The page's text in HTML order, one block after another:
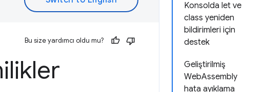
Konsolda let ve
class yeniden
bildirimleri için
destek
Geliştirilmiş
WebAssembly
hata ayıklama
Bu size yardımcı oldu mu?